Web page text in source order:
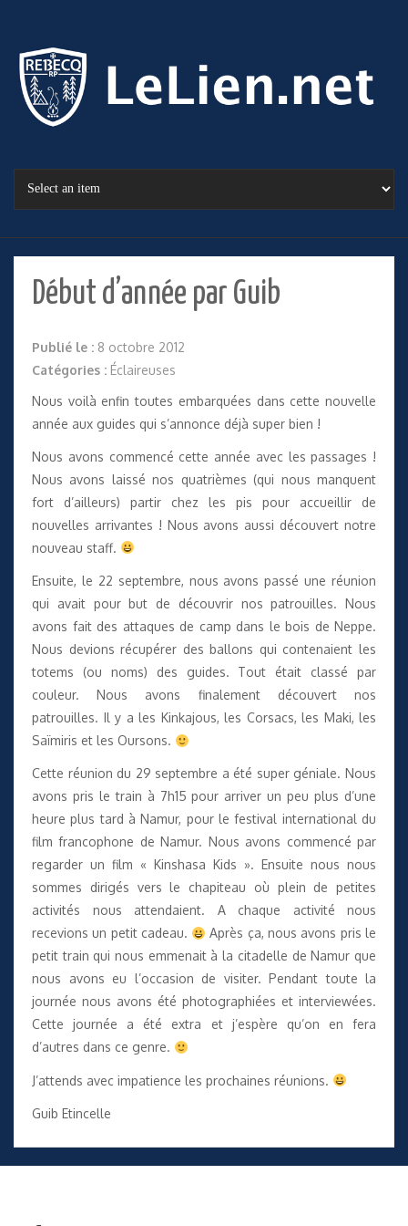
Début d’année par Guib
Publié le : 8 octobre 2012
Catégories : Éclaireuses
Nous voilà enfin toutes embarquées dans cette nouvelle
année aux guides qui s’annonce déjà super bien !
Nous avons commencé cette année avec les passages !
Nous avons laissé nos quatrièmes (qui nous manquent
fort d’ailleurs) partir chez les pis pour accueillir de
nouvelles arrivantes ! Nous avons aussi découvert notre
nouveau staff.
Ensuite, le 22 septembre, nous avons passé une réunion
qui avait pour but de découvrir nos patrouilles. Nous
avons fait des attaques de camp dans le bois de Neppe.
Nous devions récupérer des ballons qui contenaient les
totems (ou noms) des guides. Tout était classé par
couleur. Nous avons finalement découvert nos
patrouilles. Il y a les Kinkajous, les Corsacs, les Maki, les
Saïmiris et les Oursons.
Cette réunion du 29 septembre a été super géniale. Nous
avons pris le train à 7h15 pour arriver un peu plus d’une
heure plus tard à Namur, pour le festival international du
film francophone de Namur. Nous avons commencé par
regarder un film « Kinshasa Kids ». Ensuite nous nous
sommes dirigés vers le chapiteau où plein de petites
activités nous attendaient. A chaque activité nous
recevions un petit cadeau.
Après ça, nous avons pris le
petit train qui nous emmenait à la citadelle de Namur que
nous avons eu l’occasion de visiter. Pendant toute la
journée nous avons été photographiées et interviewées.
Cette journée a été extra et j’espère qu’on en fera
d’autres dans ce genre.
J’attends avec impatience les prochaines réunions.
Guib Etincelle